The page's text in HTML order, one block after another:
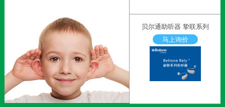
贝尔通助听器 挚联系列
马上询价